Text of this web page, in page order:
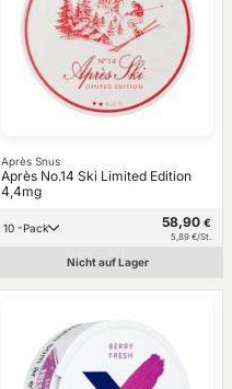
Après Snus
Après No.14 Ski Limited Edition
4,4mg
10 -Pack 58,90 €
5,89 €/St.
Nicht auf Lager